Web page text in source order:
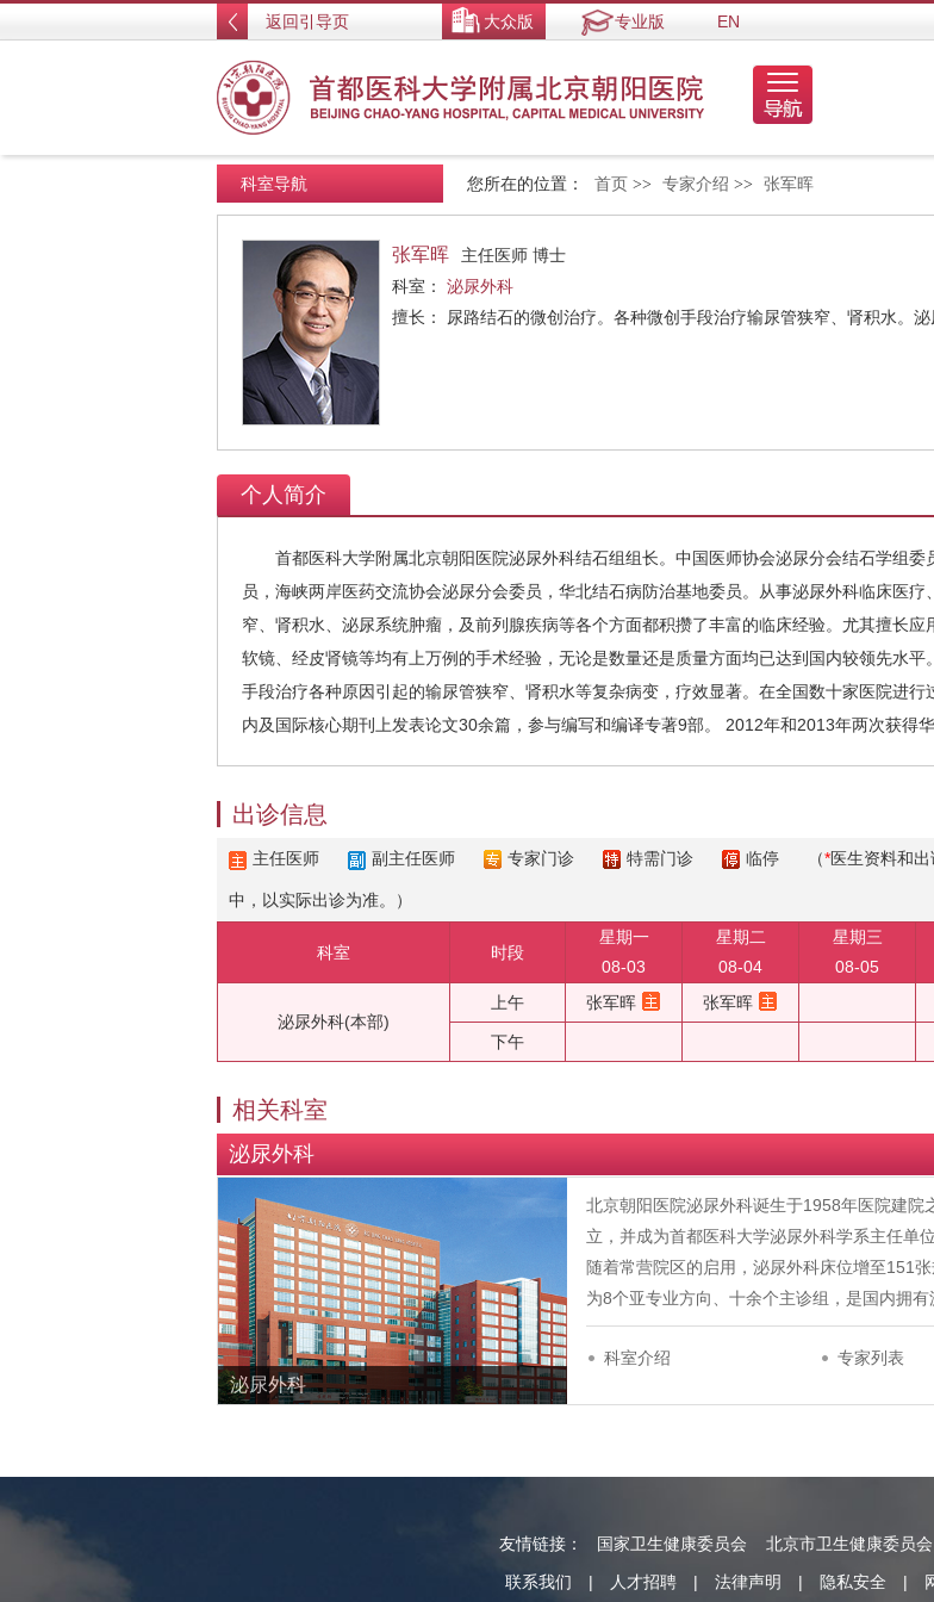
返回引导页 大众版 专业版 EN
您所在的位置： 首页 >> 专家介绍 >> 张军晖
科室导航
张军晖
主任医师 博士
科室： 泌尿外科
擅长： 尿路结石的微创治疗。各种微创手段治疗输尿管狭窄、肾积水。泌
个人简介
首都医科大学附属北京朝阳医院泌尿外科结石组组长。中国医师协会泌尿分会结石学组委
员，海峡两岸医药交流协会泌尿分会委员，华北结石病防治基地委员。从事泌尿外科临床医
窄、肾积水、泌尿系统肿瘤，及前列腺疾病等各个方面都积攒了丰富的临床经验。尤其擅长
软镜、经皮肾镜等均有上万例的手术经验，无论是数量还是质量方面均已达到国内较领先水
手段治疗各种原因引起的输尿管狭窄、肾积水等复杂病变，疗效显著。在全国数十家医院进
内及国际核心期刊上发表论文30余篇，参与编写和编译专著9部。 2012年和2013年两次获得
出诊信息
主任医师 副主任医师 专家门诊 特需门诊 临停 （*医生资料和
中，以实际出诊为准。）
科室 时段
星期一
08-03
星期二
08-04
星期三
08-05
泌尿外科(本部)
上午 张军晖 张军晖
下午
相关科室
泌尿外科
泌尿外科
北京朝阳医院泌尿外科诞生于1958年医院建
立，并成为首都医科大学泌尿外科学系主任单
随着常营院区的启用，泌尿外科床位增至151
为8个亚专业方向、十余个主诊组，是国内拥
科室介绍 专家列表
友情链接： 国家卫生健康委员会 北京市卫生健康委员会
联系我们
| 人才招聘 | 法律声明 | 隐私安全 |